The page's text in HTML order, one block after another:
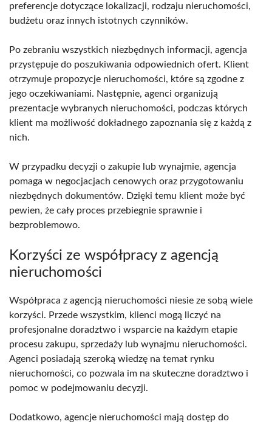
preferencje dotyczące lokalizacji, rodzaju nieruchomości,
budżetu oraz innych istotnych czynników.
Po zebraniu wszystkich niezbędnych informacji, agencja
przystępuje do poszukiwania odpowiednich ofert. Klient
otrzymuje propozycje nieruchomości, które są zgodne z
jego oczekiwaniami. Następnie, agenci organizują
prezentacje wybranych nieruchomości, podczas których
klient ma możliwość dokładnego zapoznania się z każdą z
nich.
W przypadku decyzji o zakupie lub wynajmie, agencja
pomaga w negocjacjach cenowych oraz przygotowaniu
niezbędnych dokumentów. Dzięki temu klient może być
pewien, że cały proces przebiegnie sprawnie i
bezproblemowo.
Korzyści ze współpracy z agencją
nieruchomości
Współpraca z agencją nieruchomości niesie ze sobą wiele
korzyści. Przede wszystkim, klienci mogą liczyć na
profesjonalne doradztwo i wsparcie na każdym etapie
procesu zakupu, sprzedaży lub wynajmu nieruchomości.
Agenci posiadają szeroką wiedzę na temat rynku
nieruchomości, co pozwala im na skuteczne doradztwo i
pomoc w podejmowaniu decyzji.
Dodatkowo, agencje nieruchomości mają dostęp do